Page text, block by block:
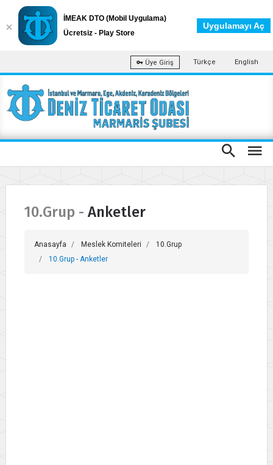
Üye Giriş Türkçe English
10.Grup - Anketler
Anasayfa Meslek Komiteleri
10.Grup
10.Grup - Anketler
İMEAK DTO (Mobil Uygulama)
Ücretsiz - Play Store
Uygulamayı Aç